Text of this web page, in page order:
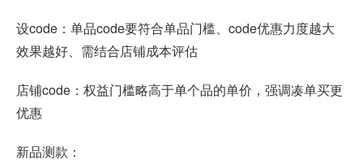
设code：单品code要符合单品门槛、code优惠力度越大
效果越好、需结合店铺成本评估
店铺code：权益门槛略高于单个品的单价，强调凑单买更
优惠
新品测款：